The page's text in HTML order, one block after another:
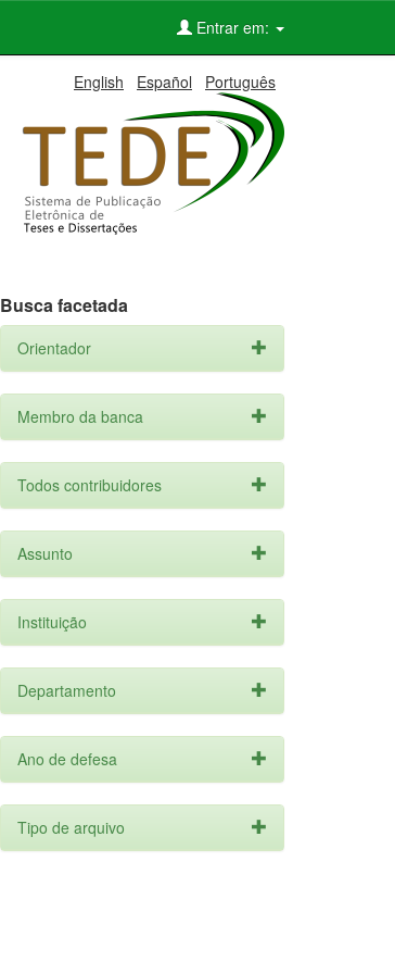
Entrar em:
English Español Português
Busca facetada
Orientador
Membro da banca
Todos contribuidores
Assunto
Instituição
Departamento
Ano de defesa
Tipo de arquivo